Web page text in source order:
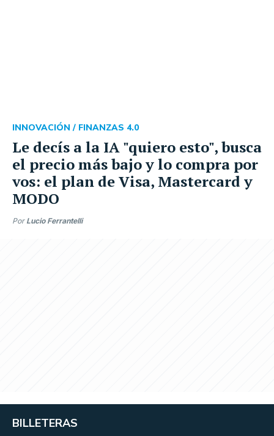
Le decís a la IA "quiero esto", busca
el precio más bajo y lo compra por
vos: el plan de Visa, Mastercard y
MODO
INNOVACIÓN / FINANZAS 4.0
Por Lucio Ferrantelli
BILLETERAS